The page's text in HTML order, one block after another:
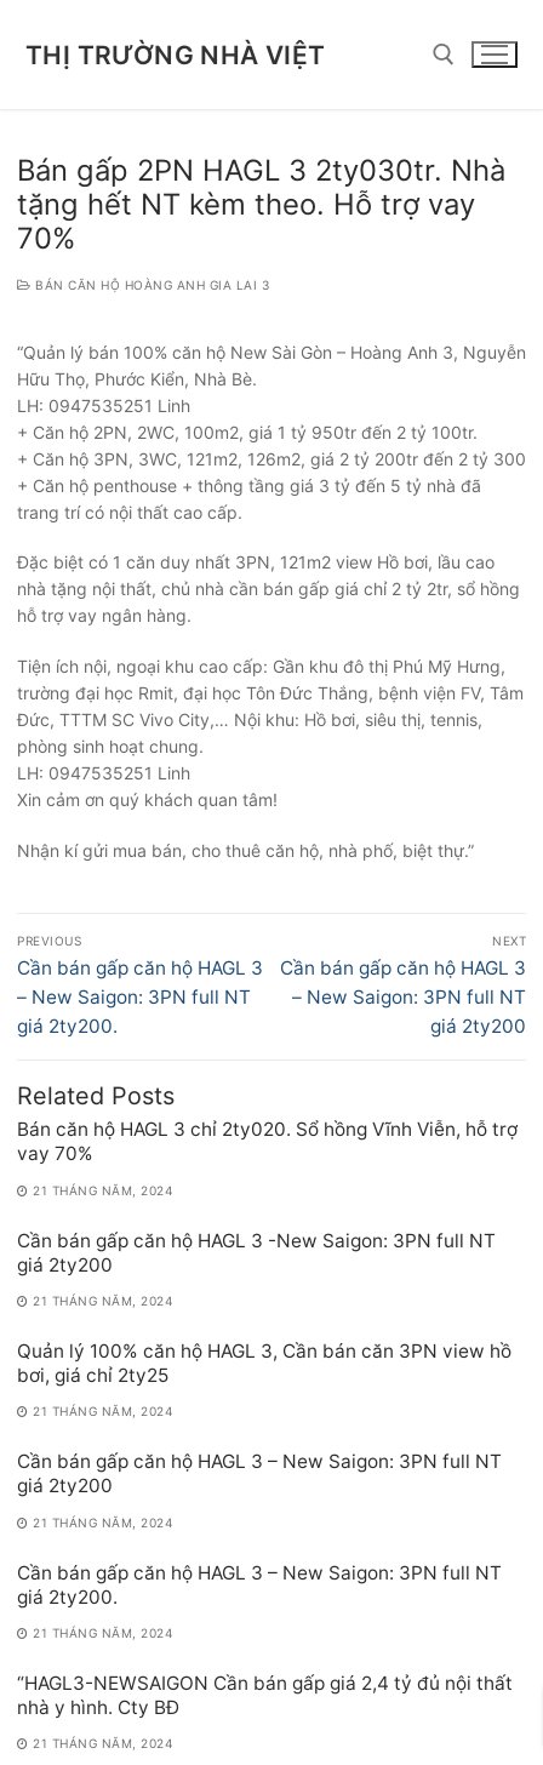
THỊ TRƯỜNG NHÀ VIỆT
Bán gấp 2PN HAGL 3 2ty030tr. Nhà
tặng hết NT kèm theo. Hỗ trợ vay
70%
BÁN CĂN HỘ HOÀNG ANH GIA LAI 3
“Quản lý bán 100% căn hộ New Sài Gòn – Hoàng Anh 3, Nguyễn
Hữu Thọ, Phước Kiển, Nhà Bè.
LH: 0947535251 Linh
+ Căn hộ 2PN, 2WC, 100m2, giá 1 tỷ 950tr đến 2 tỷ 100tr.
+ Căn hộ 3PN, 3WC, 121m2, 126m2, giá 2 tỷ 200tr đến 2 tỷ 300
+ Căn hộ penthouse + thông tầng giá 3 tỷ đến 5 tỷ nhà đã
trang trí có nội thất cao cấp.
Đặc biệt có 1 căn duy nhất 3PN, 121m2 view Hồ bơi, lầu cao
nhà tặng nội thất, chủ nhà cần bán gấp giá chỉ 2 tỷ 2tr, sổ hồng
hỗ trợ vay ngân hàng.
Tiện ích nội, ngoại khu cao cấp: Gần khu đô thị Phú Mỹ Hưng,
trường đại học Rmit, đại học Tôn Đức Thắng, bệnh viện FV, Tâm
Đức, TTTM SC Vivo City,… Nội khu: Hồ bơi, siêu thị, tennis,
phòng sinh hoạt chung.
LH: 0947535251 Linh
Xin cảm ơn quý khách quan tâm!
Nhận kí gửi mua bán, cho thuê căn hộ, nhà phố, biệt thự.”
Điều
hướng
bài
viết
PREVIOUS
Previous
post:
Cần bán gấp căn hộ HAGL 3
– New Saigon: 3PN full NT
giá 2ty200.
NEXT
Next
post:
Cần bán gấp căn hộ HAGL 3
– New Saigon: 3PN full NT
giá 2ty200
Related Posts
Bán căn hộ HAGL 3 chỉ 2ty020. Sổ hồng Vĩnh Viễn, hỗ trợ
vay 70%
21 THÁNG NĂM, 2024
Cần bán gấp căn hộ HAGL 3 -New Saigon: 3PN full NT
giá 2ty200
21 THÁNG NĂM, 2024
Quản lý 100% căn hộ HAGL 3, Cần bán căn 3PN view hồ
bơi, giá chỉ 2ty25
21 THÁNG NĂM, 2024
Cần bán gấp căn hộ HAGL 3 – New Saigon: 3PN full NT
giá 2ty200
21 THÁNG NĂM, 2024
Cần bán gấp căn hộ HAGL 3 – New Saigon: 3PN full NT
giá 2ty200.
21 THÁNG NĂM, 2024
“HAGL3-NEWSAIGON Cần bán gấp giá 2,4 tỷ đủ nội thất
nhà y hình. Cty BĐ
21 THÁNG NĂM, 2024